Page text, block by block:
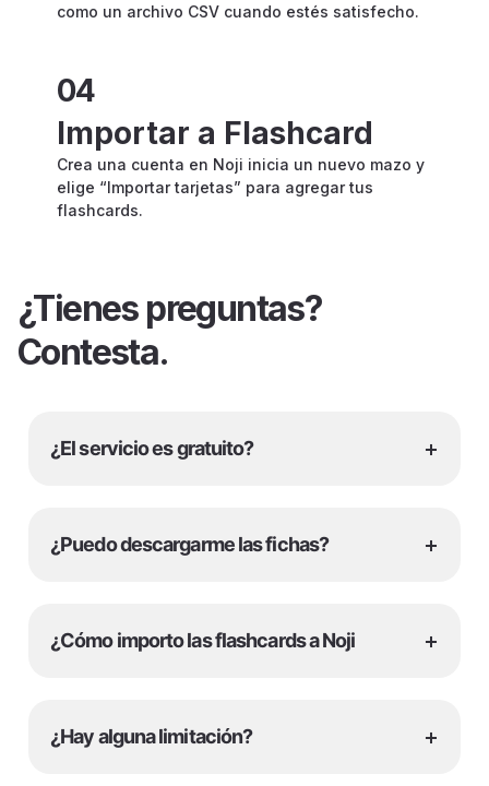
como un archivo CSV cuando estés satisfecho.
04
Importar a Flashcard
Crea una cuenta en Noji inicia un nuevo mazo y
elige “Importar tarjetas” para agregar tus
flashcards.
¿Tienes preguntas?
Contesta.
¿El servicio es gratuito? +
¿Puedo descargarme las fichas? +
¿Cómo importo las flashcards a Noji +
¿Hay alguna limitación? +